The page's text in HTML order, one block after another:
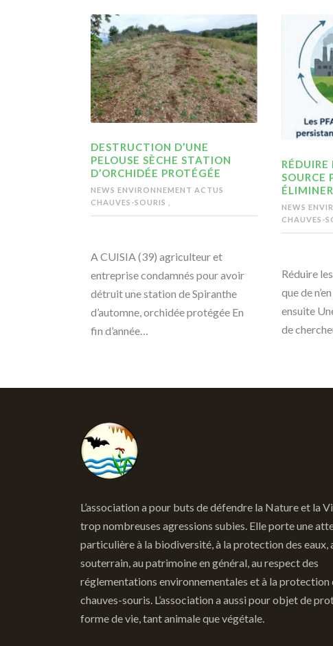
DESTRUCTION D’UNE
PELOUSE SÈCHE STATION
D’ORCHIDÉE PROTÉGÉE
NEWS ENVIRONNEMENT ACTUS
CHAUVES-SOURIS
A CUISIA (39) agriculteur et
entreprise condamnés pour avoir
détruit une station de Spiranthe
d’automne, orchidée protégée En
fin d’année…
RÉDUIRE
SOURCE
NEWS
CHAUVES-
Réduire
que de
ensuite
de
L’association a pour buts de défendre la Nature et la
trop nombreuses agressions subies. Elle porte une
particulière à la biodiversité, à la protection des eaux,
souterrain, au patrimoine en général, au respect des
réglementations environnementales et à la protection
chauves-souris. L’association a aussi pour objet de
forme de vie, tant animale que végétale.